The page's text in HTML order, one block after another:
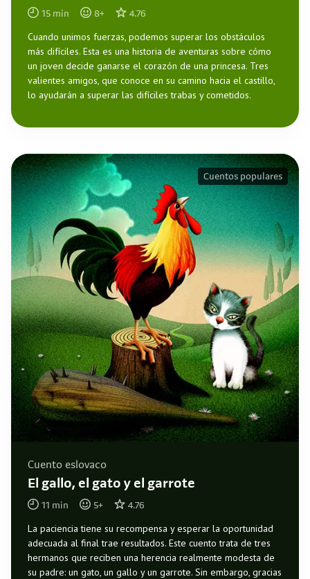
15 min 8+ 4.76
Cuando unimos fuerzas, podemos superar los obstáculos
más difíciles. Esta es una historia de aventuras sobre cómo
un joven decide ganarse el corazón de una princesa. Tres
valientes amigos, que conoce en su camino hacia el castillo,
lo ayudarán a superar las difíciles trabas y cometidos.
Cuento eslovaco
El gallo, el gato y el garrote
11 min 5+ 4.76
La paciencia tiene su recompensa y esperar la oportunidad
adecuada al final trae resultados. Este cuento trata de tres
hermanos que reciben una herencia realmente modesta de
su padre: un gato, un gallo y un garrote. Sin embargo, gracias
Cuentos populares